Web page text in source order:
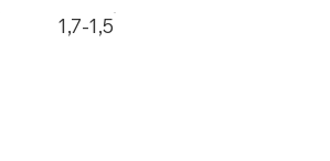
1,7-1,5